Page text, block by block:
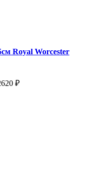
Royal Worcester
₽